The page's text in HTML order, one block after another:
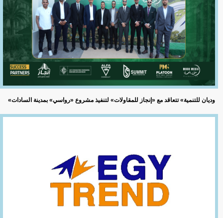
«وديان للتنمية» تتعاقد مع «إنجاز للمقاولات» لتنفيذ مشروع «رواسي» بمدينة السادات